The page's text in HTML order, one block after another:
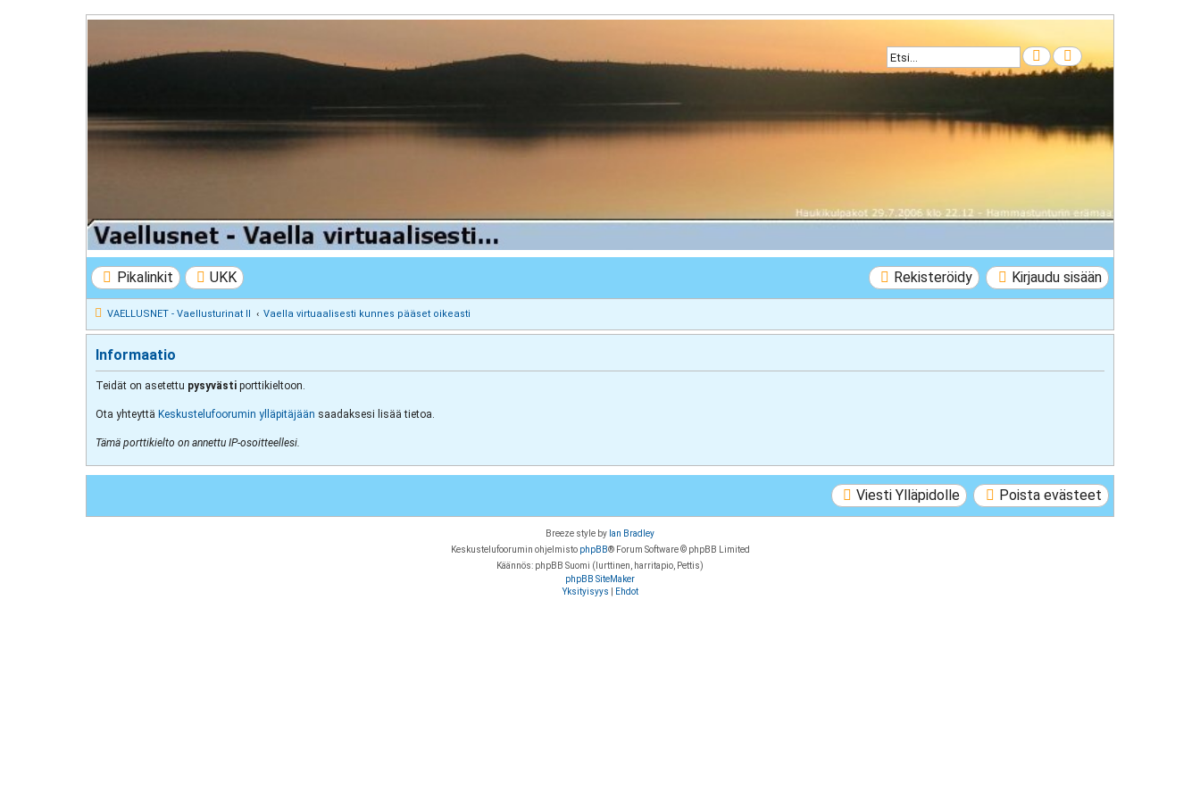
Etsi Tarkennettu haku
VAELLUSNET - Vaellusturinat II
Keskustelua vaeltamisesta ja Lapista
Pikalinkit UKK Kirjaudu sisään
Rekisteröidy
VAELLUSNET - Vaellusturinat II Vaella virtuaalisesti kunnes pääset oikeasti
Informaatio
Teidät on asetettu pysyvästi porttikieltoon.
Ota yhteyttä Keskustelufoorumin ylläpitäjään saadaksesi lisää tietoa.
Tämä porttikielto on annettu IP-osoitteellesi.
Poista evästeet
Viesti Ylläpidolle
Breeze style by Ian Bradley
Keskustelufoorumin ohjelmisto phpBB® Forum Software © phpBB Limited
Käännös: phpBB Suomi (lurttinen, harritapio, Pettis)
phpBB SiteMaker
Yksityisyys
Ehdot